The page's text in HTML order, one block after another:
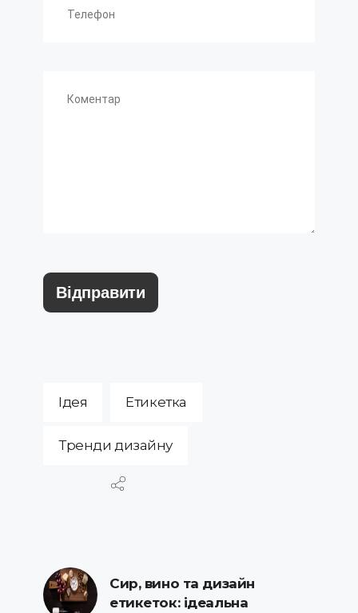
Ідея Етикетка
Тренди дизайну
Сир, вино та дизайн
етикеток: ідеальна